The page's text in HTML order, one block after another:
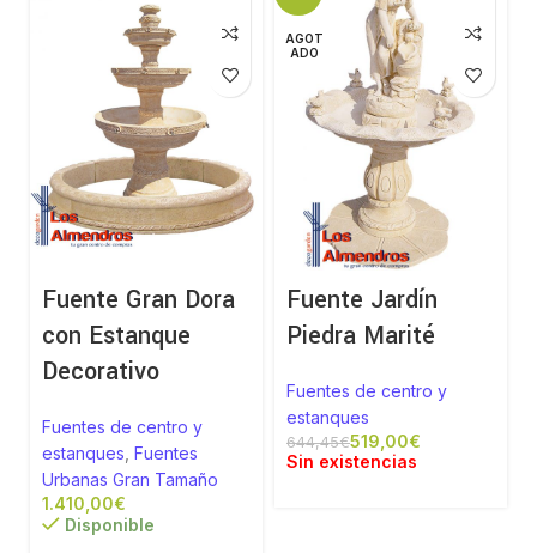
Fuente Gran Dora
con Estanque
Decorativo
Fuentes de centro y
estanques ,Fuentes
Urbanas Gran Tamaño
€
Disponible
AGOT
ADO
Fuente Jardín
Piedra Marité
Fuentes de centro y
estanques
644,45€519,00€
Sin existencias